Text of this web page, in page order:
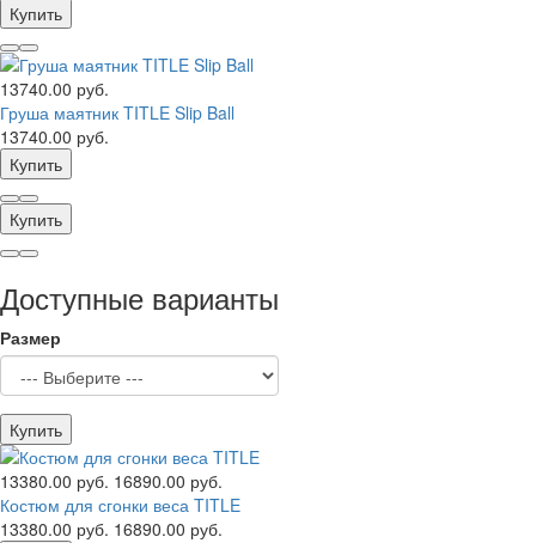
Купить
13740.00 руб.
Груша маятник TITLE Slip Ball
13740.00 руб.
Купить
Купить
Доступные варианты
Размер
Купить
13380.00 руб. 16890.00 руб.
Костюм для сгонки веса TITLE
13380.00 руб. 16890.00 руб.